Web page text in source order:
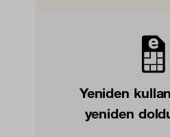
Yeniden
yeniden